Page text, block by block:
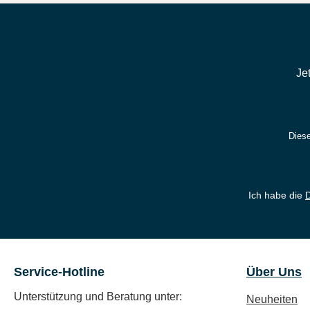
Ich habe die
Service-Hotline
Unterstützung und Beratung unter:
Über Uns
Neuheiten